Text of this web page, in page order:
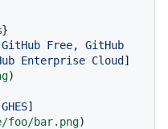
Free, GitHub
Enterprise Cloud ]
)
]
foo/bar.png)